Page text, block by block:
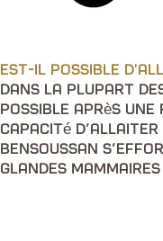
Est-il possible
Dans la plupart
possible après une
capacité d’allaiter
Bensoussan
glandes